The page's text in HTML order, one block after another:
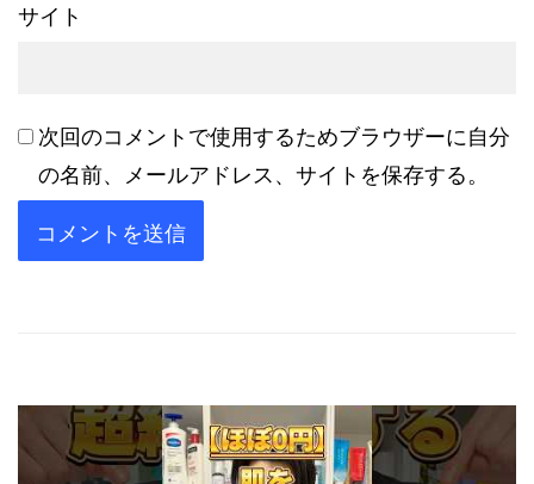
サイト
次回のコメントで使用するためブラウザーに自分
の名前、メールアドレス、サイトを保存する。